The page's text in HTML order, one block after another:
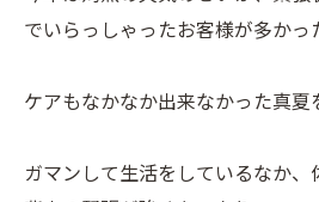
でいらっしゃったお客様が多かっ
ケアもなかなか出来なかった真夏
ガマンして生活をしているなか、